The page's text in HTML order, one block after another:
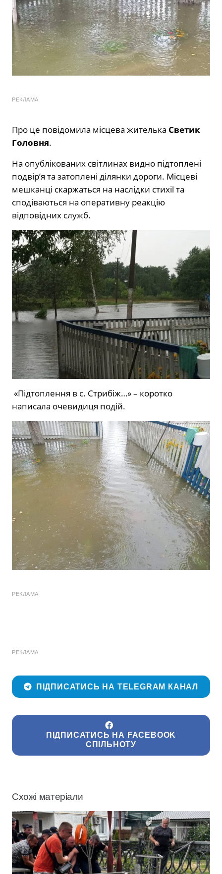
РЕКЛАМА
Про це повідомила місцева жителька Светик
Головня.
На опублікованих світлинах видно підтоплені
подвір’я та затоплені ділянки дороги. Місцеві
мешканці скаржаться на наслідки стихії та
сподіваються на оперативну реакцію
відповідних служб.
«Підтоплення в с. Стрибіж…» – коротко
написала очевидиця подій.
РЕКЛАМА
РЕКЛАМА
ПІДПИСАТИСЬ НА TELEGRAM КАНАЛ
ПІДПИСАТИСЬ НА FACEBOOK
СПІЛЬНОТУ
Схожі матеріали